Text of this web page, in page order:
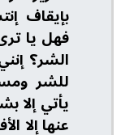
بإيقاف
فهل يا
الشر؟
للشر
يأتي إلا
عنها إلا